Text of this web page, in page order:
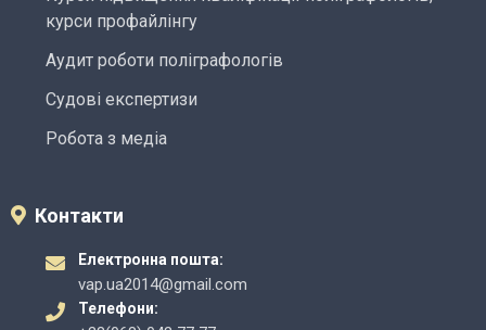
курси профайлінгу
Аудит роботи поліграфологів
Судові експертизи
Робота з медіа
Контакти
Електронна пошта:
vap.ua2014@gmail.com
Телефони: